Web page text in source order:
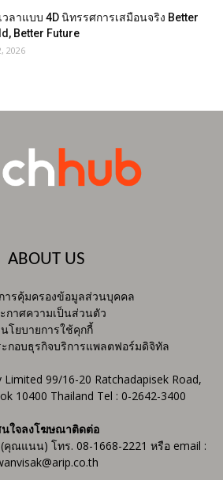
วลาแบบ 4D นิทรรศการเสมือนจริง Better
Better Future
2026
ABOUT US
ารคุ้มครองข้อมูลส่วนบุคคล
กาศความเป็นส่วนตัว
นโยบายการใช้คุกกี้
กอบธุรกิจบริการแพลตฟอร์มดิจิทัล
Limited 99/16-20 Ratchadapisek Road,
10400 Thailand Tel : 0-2642-3400
ใจลงโฆษณาติดต่อ
ณแนน) โทร. 08-1668-2221 หรือ email :